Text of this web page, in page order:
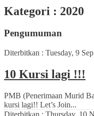
Kategori : 2020
Pengumuman
Diterbitkan : Tuesday, 9
10 Kursi lagi !!!
PMB (Penerimaan Murid
kursi lagi!! Let’s Join...
Diterbitkan : Thursday, 10